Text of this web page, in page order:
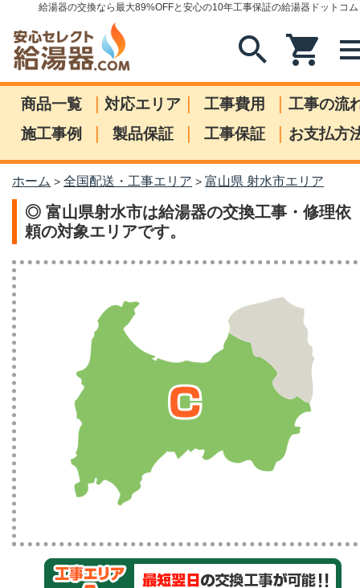
給湯器の交換なら最大89%OFFと安心の10年工事保証の給湯器ドットコム
search shopping_cart
商品一覧 | 対応エリア | 工事費用 | 工事の流
施工事例
| 製品保証 | 工事保証 | お支払方
ホーム > 全国配送・工事エリア > 富山県 射水市エリア
◎ 富山県射水市は給湯器の交換工事・修理依
頼の対象エリアです。